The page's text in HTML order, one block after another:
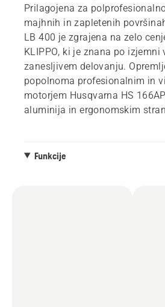
Prilagojena za
majhnih in zapletenih
LB 400 je zgrajena na zelo
KLIPPO, ki je znana po
zanesljivem delovanju.
popolnoma profesionalnim in
motorjem Husqvarna HS
aluminija in ergonomskim
zagotavljajo zmogljivost, na
Funkcije